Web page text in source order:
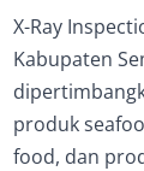
X-Ray
Kabupaten
produk
food, dan